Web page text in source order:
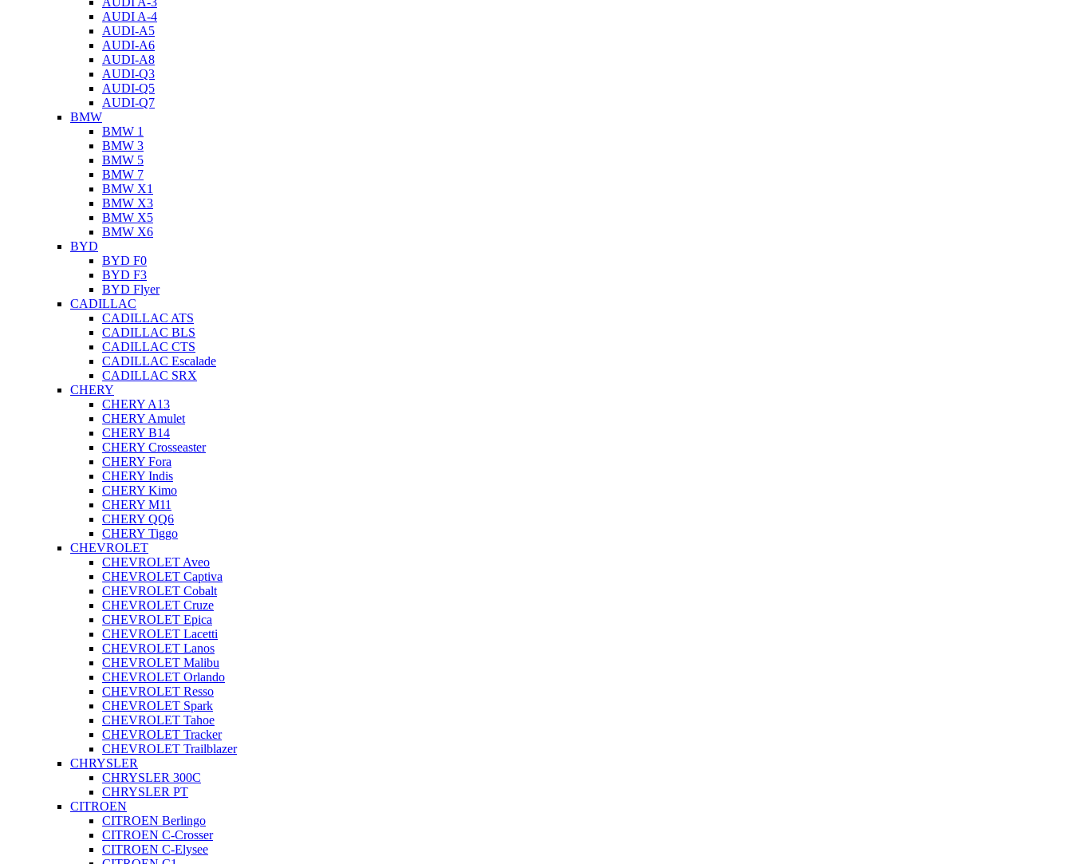
AUDI A-4
AUDI-A5
AUDI-A6
AUDI-A8
AUDI-Q3
AUDI-Q5
AUDI-Q7
BMW
BMW 1
BMW 3
BMW 5
BMW 7
BMW X1
BMW X3
BMW X5
BMW X6
BYD
BYD F0
BYD F3
BYD Flyer
CADILLAC
CADILLAC ATS
CADILLAC BLS
CADILLAC CTS
CADILLAC Escalade
CADILLAC SRX
CHERY
CHERY A13
CHERY Amulet
CHERY B14
CHERY Crosseaster
CHERY Fora
CHERY Indis
CHERY Kimo
CHERY M11
CHERY QQ6
CHERY Tiggo
CHEVROLET
CHEVROLET Aveo
CHEVROLET Captiva
CHEVROLET Cobalt
CHEVROLET Cruze
CHEVROLET Epica
CHEVROLET Lacetti
CHEVROLET Lanos
CHEVROLET Malibu
CHEVROLET Orlando
CHEVROLET Resso
CHEVROLET Spark
CHEVROLET Tahoe
CHEVROLET Tracker
CHEVROLET Trailblazer
CHRYSLER
CHRYSLER 300C
CHRYSLER PT
CITROEN
CITROEN Berlingo
CITROEN C-Crosser
CITROEN C-Elysee